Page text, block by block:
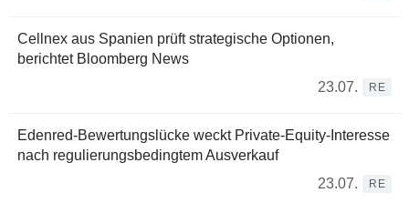
Cellnex aus Spanien prüft strategische Optionen,
berichtet Bloomberg News
23.07.
RE
Edenred-Bewertungslücke weckt Private-Equity-Interesse
nach regulierungsbedingtem Ausverkauf
23.07.
RE